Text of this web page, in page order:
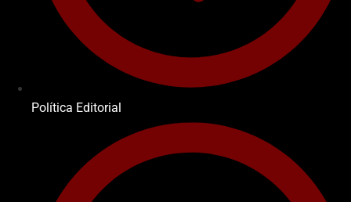
Política Editorial